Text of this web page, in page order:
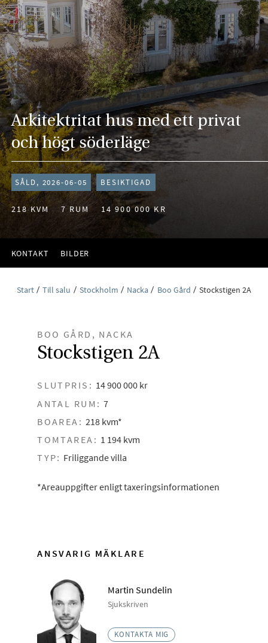
Arkitektritat hus med ett privat
och högt söderläge
SÅLD, 2026-06-05 BESIKTIGAD
218 KVM 7 RUM 14 900 000 KR
KONTAKT BILDER
Start Till salu Stockholm Nacka Boo Gård Stockstigen 2A
BOO GÅRD, NACKA
Stockstigen 2A
SLUTPRIS: 14 900 000 kr
ANTAL RUM: 7
BOAREA: 218 kvm*
TOMTAREA: 1 194 kvm
TYP: Friliggande villa
*Areauppgifter enligt taxeringsinformationen
ANSVARIG MÄKLARE
Martin Sundelin
Sjukskriven
KONTAKTA MIG